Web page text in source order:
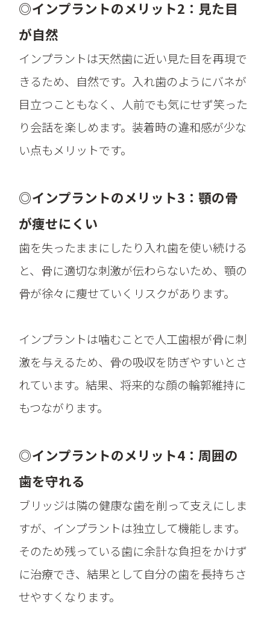
◎インプラントのメリット2：見た目
が自然
インプラントは天然歯に近い見た目を再現で
きるため、自然です。入れ歯のようにバネが
目立つこともなく、人前でも気にせず笑った
り会話を楽しめます。装着時の違和感が少な
い点もメリットです。
◎インプラントのメリット3：顎の骨
が痩せにくい
歯を失ったままにしたり入れ歯を使い続ける
と、骨に適切な刺激が伝わらないため、顎の
骨が徐々に痩せていくリスクがあります。
インプラントは噛むことで人工歯根が骨に刺
激を与えるため、骨の吸収を防ぎやすいとさ
れています。結果、将来的な顔の輪郭維持に
もつながります。
◎インプラントのメリット4：周囲の
歯を守れる
ブリッジは隣の健康な歯を削って支えにしま
すが、インプラントは独立して機能します。
そのため残っている歯に余計な負担をかけず
に治療でき、結果として自分の歯を長持ちさ
せやすくなります。